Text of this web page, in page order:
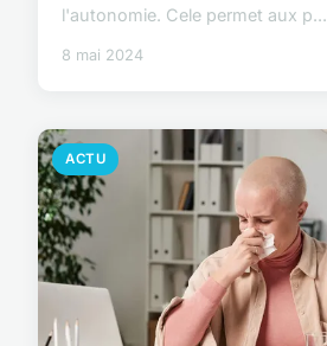
l'autonomie. Cele permet aux p...
8 mai 2024
ACTU